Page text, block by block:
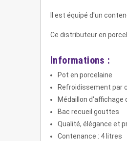
Il est équipé d'un
Ce distributeur en
Informations :
Pot en porcelaine
Refroidissement par
Médaillon d'affichage
Bac recueil gouttes
Qualité, élégance et
Contenance : 4 litres